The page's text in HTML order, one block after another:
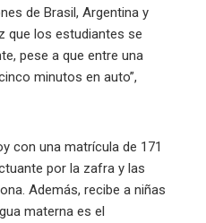
de Brasil, Argentina y
que los estudiantes se
pese a que entre una
minutos en auto”,
con una matrícula de 171
por la zafra y las
Además, recibe a niñas
materna es el